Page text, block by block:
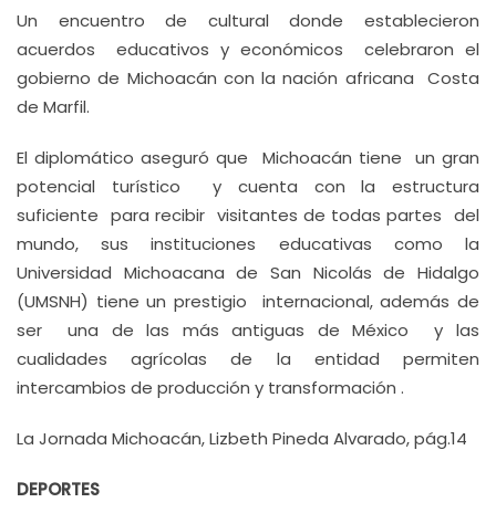
Un encuentro de cultural donde establecieron
acuerdos educativos y económicos celebraron el
gobierno de Michoacán con la nación africana Costa
de Marfil.
El diplomático aseguró que Michoacán tiene un gran
potencial turístico y cuenta con la estructura
suficiente para recibir visitantes de todas partes del
mundo, sus instituciones educativas como la
Universidad Michoacana de San Nicolás de Hidalgo
(UMSNH) tiene un prestigio internacional, además de
ser una de las más antiguas de México y las
cualidades agrícolas de la entidad permiten
intercambios de producción y transformación .
La Jornada Michoacán, Lizbeth Pineda Alvarado, pág.14
DEPORTES